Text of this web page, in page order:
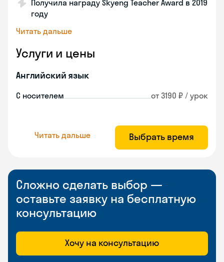
Получила награду Skyeng Teacher Award в 2019
году
Читать дальше
Услуги и цены
Английский язык
С носителем от 3190 ₽ / урок
Читать дальше Выбрать время
Сложно сделать выбор —
оставьте заявку на бесплатную
консультацию
Хочу на консультацию